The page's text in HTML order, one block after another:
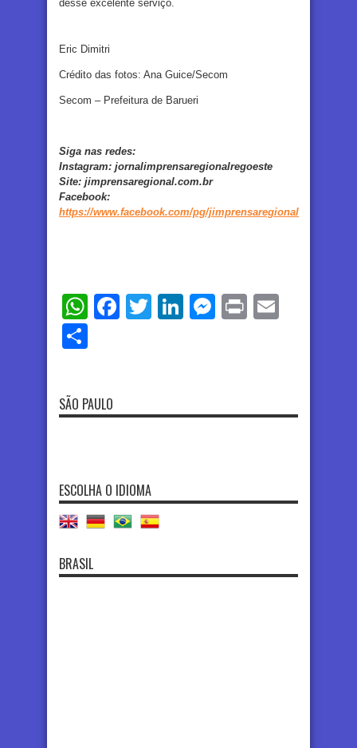
desse excelente serviço.
Eric Dimitri
Crédito das fotos: Ana Guice/Secom
Secom – Prefeitura de Barueri
Siga nas redes:
Instagram: jornalimprensaregionalregoeste
Site: jimprensaregional.com.br
Facebook:
https://www.facebook.com/pg/jimprensaregional
WhatsApp
Facebook
TwitterLinkedIn
Messenger
Print
SÃO PAULO
ESCOLHA O IDIOMA
BRASIL